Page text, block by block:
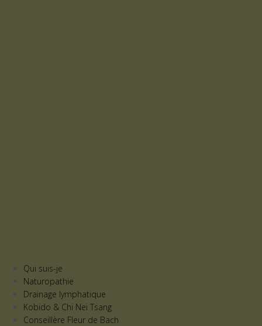
Qui suis-je
Naturopathie
Drainage lymphatique
Kobido & Chi Nei Tsang
Conseillère Fleur de Bach